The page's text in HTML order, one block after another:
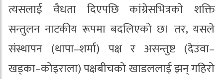
त्यसलाई वैधता दिएपछि कांग्रेसभित्रको शक्ति
सन्तुलन नाटकीय रूपमा बदलिएको छ। तर, यसले
संस्थापन (थापा–शर्मा) पक्ष र असन्तुष्ट (देउवा–
खड्का–कोइराला) पक्षबीचको खाडललाई झन् गहिरो